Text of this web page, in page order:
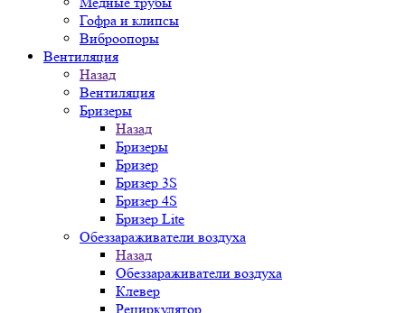
Гофра и клипсы
Виброопоры
Вентиляция
Назад
Вентиляция
Бризеры
Назад
Бризеры
Бризер
Бризер 3S
Бризер 4S
Бризер Lite
Обеззараживатели воздуха
Назад
Обеззараживатели воздуха
Клевер
Рециркулятор